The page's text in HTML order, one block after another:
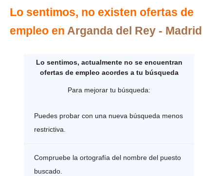
Lo sentimos, no existen ofertas de
empleo en Arganda del Rey - Madrid
Lo sentimos, actualmente no se encuentran
ofertas de empleo acordes a tu búsqueda
Para mejorar tu búsqueda:
Puedes probar con una nueva búsqueda menos
restrictiva.
Compruebe la ortografía del nombre del puesto
buscado.